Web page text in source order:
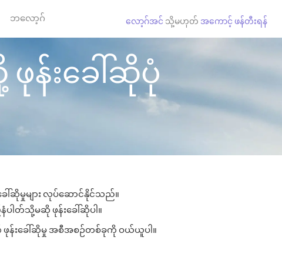
ဘလော့ဂ် လော့ဂ်အင် သို့မဟုတ် အကောင့် ဖန်တီးရန်
န်းခေါ်ဆိုပုံ
ါ်ဆိုမှုများ လုပ်ဆောင်နိုင်သည်။
ါတ်သို့မဆို ဖုန်းခေါ်ဆိုပါ။
ဖုန်းခေါ်ဆိုမှု အစီအစဉ်တစ်ခုကို ဝယ်ယူပါ။